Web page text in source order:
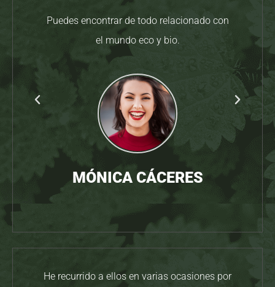
Puedes encontrar de todo relacionado con
el mundo eco y bio.
MÓNICA CÁCERES
He recurrido a ellos en varias ocasiones por